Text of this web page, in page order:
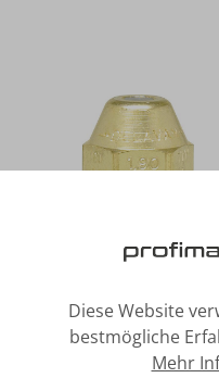
Delavan
Diese Website
bestmögliche
Mehr